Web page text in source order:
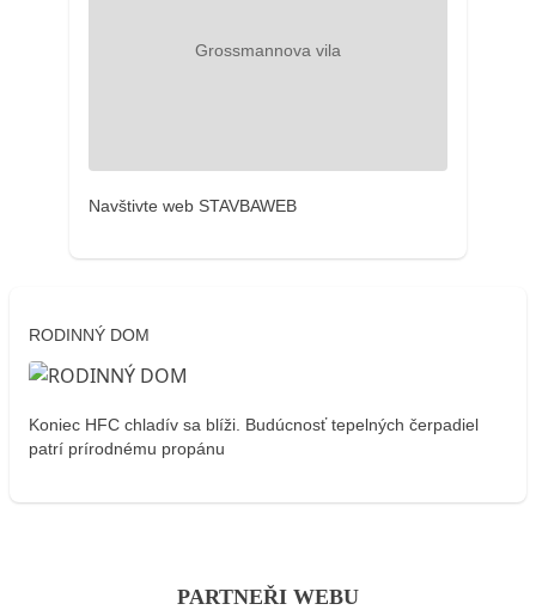
Navštivte web STAVBAWEB
RODINNÝ DOM
Koniec HFC chladív sa blíži. Budúcnosť tepelných čerpadiel
patrí prírodnému propánu
PARTNEŘI WEBU